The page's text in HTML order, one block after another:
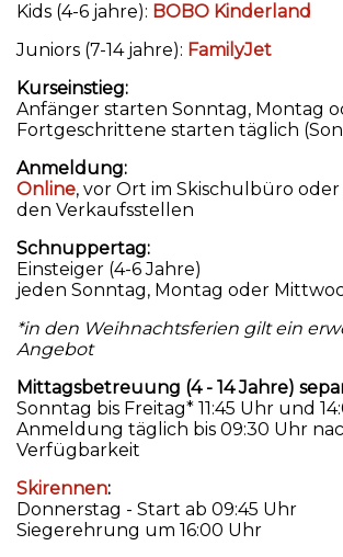
Kids (4-6 jahre): BOBO Kinderland
Juniors (7-14 jahre): FamilyJet
Kurseinstieg:
Anfänger starten Sonntag, Montag
Fortgeschrittene starten täglich
Anmeldung:
Online, vor Ort im Skischulbüro
den Verkaufsstellen
Schnuppertag:
Einsteiger (4-6 Jahre)
jeden Sonntag, Montag oder
*in den Weihnachtsferien gilt ein
Angebot
Mittagsbetreuung (4 - 14 Jahre)
Sonntag bis Freitag* 11:45 Uhr und
Anmeldung täglich bis 09:30 Uhr
Verfügbarkeit
Skirennen:
Donnerstag - Start ab 09:45 Uhr
Siegerehrung um 16:00 Uhr